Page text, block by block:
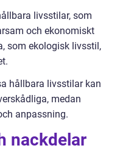
livsstilar, som
och ekonomiskt
som ekologisk livsstil,
hållbara livsstilar kan
medan
anpassning.
nackdelar